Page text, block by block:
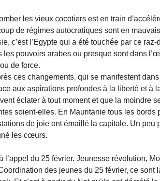
les vieux cocotiers est en train
de régimes autocratiques sont en
c’est l’Egypte qui a été touchée par ce
les pouvoirs arabes ou presque sont dans
de force.
ces changements, qui se manifestent
aux aspirations profondes à la liberté et à
éclater à tout moment et que la moindre
soient-elles. En Mauritanie tous les
de joie ont émaillé la capitale. Un peu
les cœurs.
l’appel du 25 février. Jeunesse révolution,
des jeunes du 25 février, ce sont